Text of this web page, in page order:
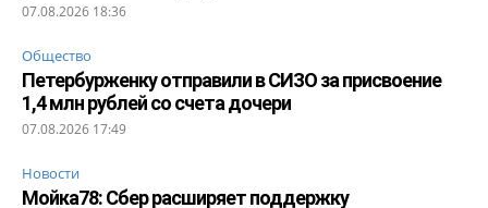
07.08.2026 18:36
Общество
Петербурженку отправили в СИЗО за присвоение
1,4 млн рублей со счета дочери
07.08.2026 17:49
Новости
Мойка78: Сбер расширяет поддержку